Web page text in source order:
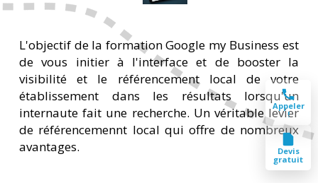
L'objectif de la formation Google my Business est
de vous initier à l'interface et de booster la
visibilité et le référencement local de votre
établissement dans les résultats lorsqu'un
internaute fait une recherche. Un véritable levier
de référencemennt local qui offre de nombreux
avantages.
Appeler
!
Devis
gratuit